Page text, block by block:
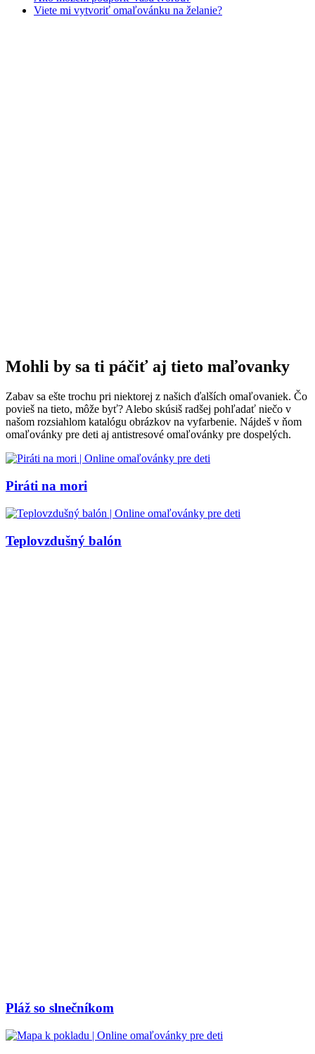
Zvieratá a príroda
Viete mi vytvoriť omaľovánku na želanie?
Mohli by sa ti páčiť aj tieto maľovanky
Zabav sa ešte trochu pri niektorej z našich ďalších omaľovaniek. Čo
povieš na tieto, môže byť? Alebo skúsiš radšej pohľadať niečo v
našom rozsiahlom katalógu obrázkov na vyfarbenie. Nájdeš v ňom
omaľovánky pre deti aj antistresové omaľovánky pre dospelých.
Piráti na mori
Teplovzdušný balón
Pláž so slnečníkom